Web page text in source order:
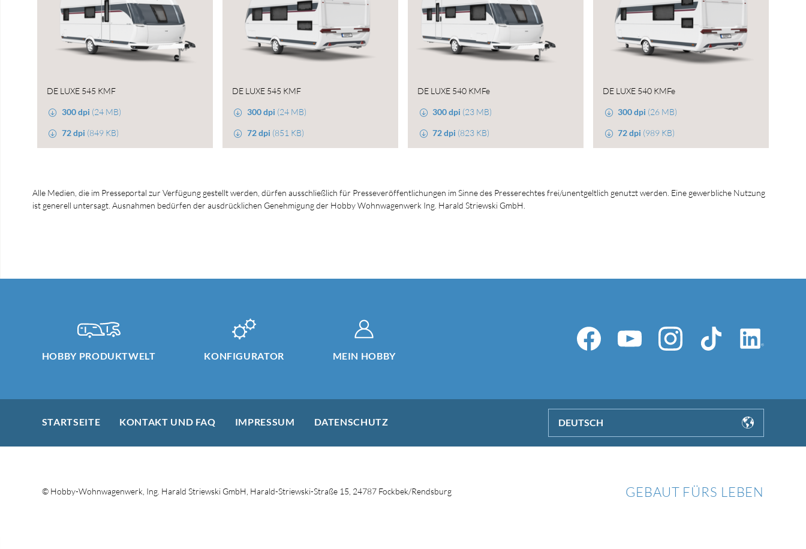
DE LUXE 545 KMF
300 dpi (24 MB)
72 dpi (849 KB)
DE LUXE 545 KMF
300 dpi (24 MB)
72 dpi (851 KB)
DE LUXE 540 KMFe
300 dpi (23 MB)
72 dpi (823 KB)
DE LUXE 540 KMFe
300 dpi (26 MB)
72 dpi (989 KB)
Alle Medien, die im Presseportal zur Verfügung gestellt werden, dürfen ausschließlich für Presseveröffentlichungen im Sinne des Presserechtes frei/unentgeltlich genutzt werden. Eine gewerbliche Nutzung
ist generell untersagt. Ausnahmen bedürfen der ausdrücklichen Genehmigung der Hobby Wohnwagenwerk Ing. Harald Striewski GmbH.
HOBBY PRODUKTWELT KONFIGURATOR MEIN HOBBY
STARTSEITE KONTAKT UND FAQ IMPRESSUM DATENSCHUTZ DEUTSCH
© Hobby-Wohnwagenwerk, Ing. Harald Striewski GmbH, Harald-Striewski-Straße 15, 24787 Fockbek/Rendsburg GEBAUT FÜRS LEBEN